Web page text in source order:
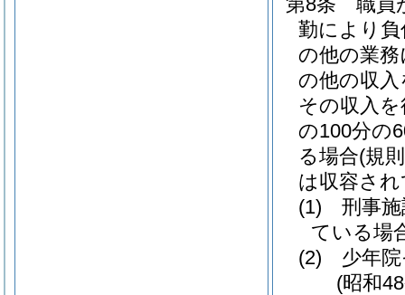
勤により
の他の業
の他の収
その収入
の100分の
る場合(規
は収容さ
(1)
刑事
ている場
(2)
少年
(昭和